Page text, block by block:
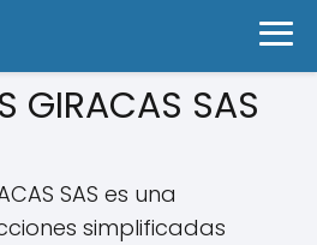
GIRACAS SAS
SAS es una
simplificadas